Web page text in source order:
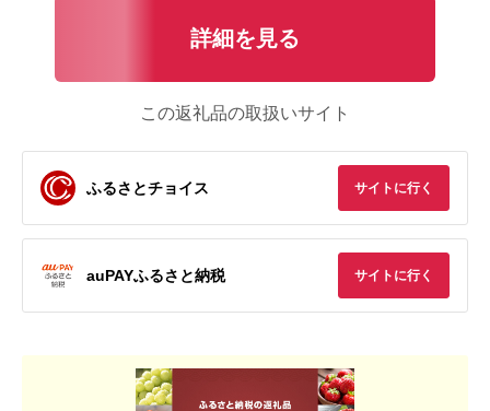
詳細を見る
この返礼品の取扱いサイト
ふるさとチョイス サイトに行く
auPAYふるさと納税 サイトに行く